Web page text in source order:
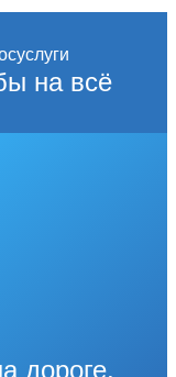
на всё
дороге,